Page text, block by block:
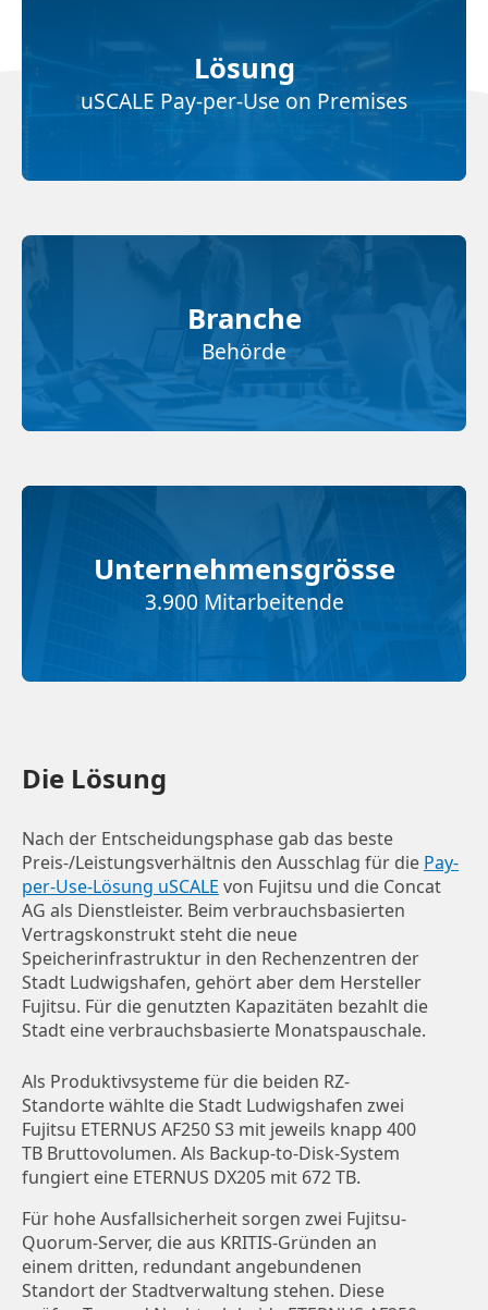
Lösung
uSCALE Pay-per-Use on Premises
Branche
Behörde
Unternehmensgrösse
3.900 Mitarbeitende
Die Lösung
Nach der Entscheidungsphase gab das beste
Preis-/Leistungsverhältnis den Ausschlag für die Pay-
per-Use-Lösung uSCALE von Fujitsu und die Concat
AG als Dienstleister. Beim verbrauchsbasierten
Vertragskonstrukt steht die neue
Speicherinfrastruktur in den Rechenzentren der
Stadt Ludwigshafen, gehört aber dem Hersteller
Fujitsu. Für die genutzten Kapazitäten bezahlt die
Stadt eine verbrauchsbasierte Monatspauschale.
Als Produktivsysteme für die beiden RZ-
Standorte wählte die Stadt Ludwigshafen zwei
Fujitsu ETERNUS AF250 S3 mit jeweils knapp 400
TB Bruttovolumen. Als Backup-to-Disk-System
fungiert eine ETERNUS DX205 mit 672 TB.
Für hohe Ausfallsicherheit sorgen zwei Fujitsu-
Quorum-Server, die aus KRITIS-Gründen an
einem dritten, redundant angebundenen
Standort der Stadtverwaltung stehen. Diese